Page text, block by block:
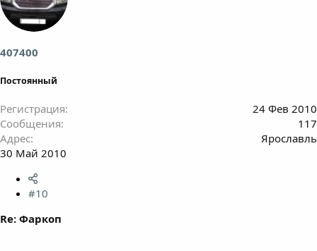
407400
Постоянный
Регистрация
24 Фев 2010
Сообщения
117
Адрес
Ярославль
30 Май 2010
#10
Re: Фаркоп